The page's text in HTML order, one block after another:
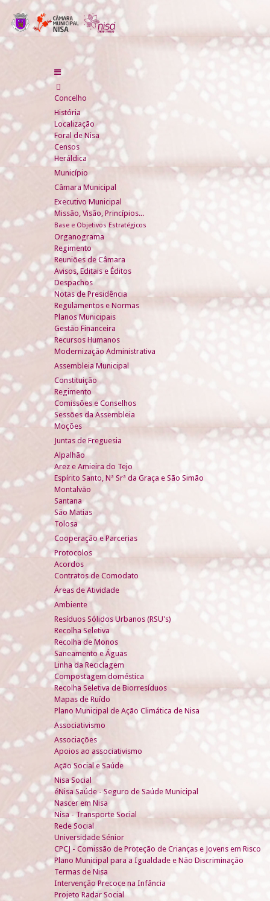
Concelho
História
Localização
Foral de Nisa
Censos
Heráldica
Município
Câmara Municipal
Executivo Municipal
Missão, Visão, Princípios...
Base e Objetivos Estratégicos
Organograma
Regimento
Reuniões de Câmara
Avisos, Editais e Éditos
Despachos
Notas de Presidência
Regulamentos e Normas
Planos Municipais
Gestão Financeira
Recursos Humanos
Modernização Administrativa
Assembleia Municipal
Constituição
Regimento
Comissões e Conselhos
Sessões da Assembleia
Moções
Juntas de Freguesia
Alpalhão
Arez e Amieira do Tejo
Espírito Santo, Nª Srª da Graça e São Simão
Montalvão
Santana
São Matias
Tolosa
Cooperação e Parcerias
Protocolos
Acordos
Contratos de Comodato
Áreas de Atividade
Ambiente
Resíduos Sólidos Urbanos (RSU's)
Recolha Seletiva
Recolha de Monos
Saneamento e Águas
Linha da Reciclagem
Compostagem doméstica
Recolha Seletiva de Biorresíduos
Mapas de Ruído
Plano Municipal de Ação Climática de Nisa
Associativismo
Associações
Apoios ao associativismo
Ação Social e Saúde
Nisa Social
éNisa Saúde - Seguro de Saúde Municipal
Nascer em Nisa
Nisa - Transporte Social
Rede Social
Universidade Sénior
CPCJ - Comissão de Proteção de Crianças e Jovens em Risco
Plano Municipal para a Igualdade e Não Discriminação
Termas de Nisa
Intervenção Precoce na Infância
Projeto Radar Social